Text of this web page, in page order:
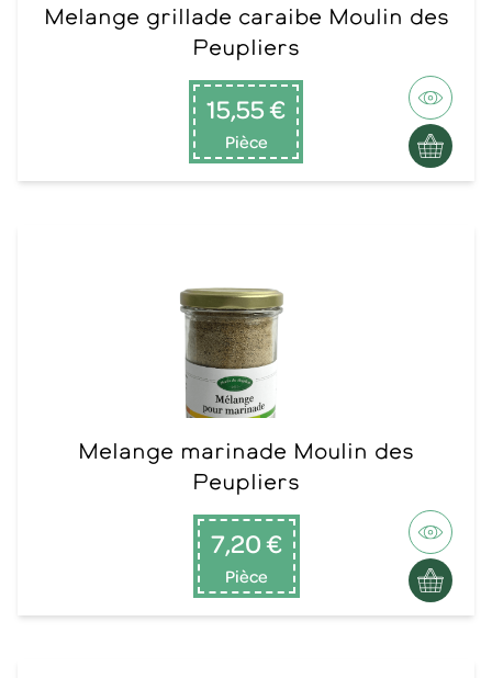
Melange grillade caraibe Moulin des
Peupliers
15,55 €
Pièce
Melange marinade Moulin des
Peupliers
7,20 €
Pièce